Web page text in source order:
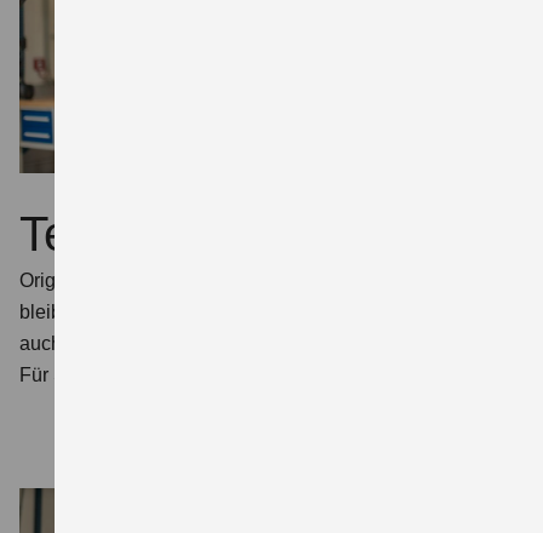
Teile
Originalteile sorgen dafür, dass Ihr Suzuki 100 % Suzuki
bleibt. Für eine gleichbleibend hohe Fahrzeugqualität,
auch über viele Jahre hinweg.
Für Sie heißt das: Werterhalt.